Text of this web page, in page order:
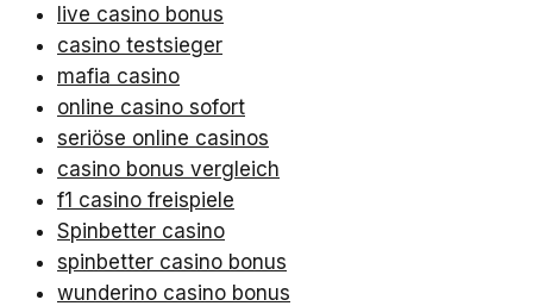
live casino bonus
casino testsieger
mafia casino
online casino sofort
seriöse online casinos
casino bonus vergleich
f1 casino freispiele
Spinbetter casino
spinbetter casino bonus
wunderino casino bonus